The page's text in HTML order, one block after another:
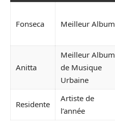
Fonseca Meilleur Album
Anitta
Meilleur Album
de Musique
Urbaine
Residente
Artiste de
l’année